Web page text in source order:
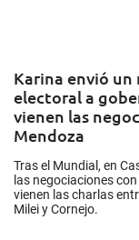
Karina envió un
electoral a
vienen las
Mendoza
Tras el Mundial, en
las negociaciones
vienen las charlas
Milei y Cornejo.